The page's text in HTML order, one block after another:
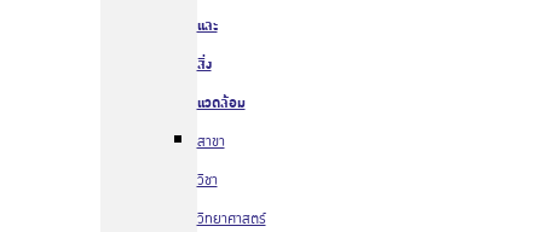
และ
สิ่ง
แวดล้อม
สาขา
วิชา
วิทยาศาสตร์